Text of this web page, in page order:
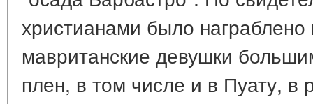
христианами было награблено
мавританские девушки
плен, в том числе и в Пуату, в